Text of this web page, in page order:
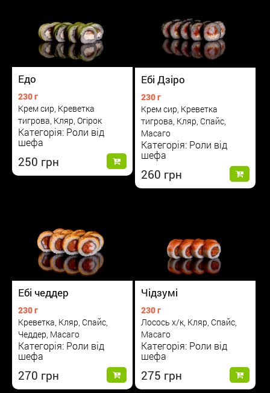
Едо
230 г
Крем сир, Креветка
тигрова, Кляр, Огірок
Категорія: Роли від
шефа
250
Ебі Дзіро
230 г
Крем сир, Креветка
тигрова, Кляр, Спайс,
Масаго
Категорія: Роли від
шефа
260
Ебі чеддер
230 г
Креветка, Кляр, Спайс,
Чеддер, Масаго
Категорія: Роли від
шефа
270
Чідзумі
230 г
Лосось х/к, Кляр, Спайс,
Масаго
Категорія: Роли від
шефа
275